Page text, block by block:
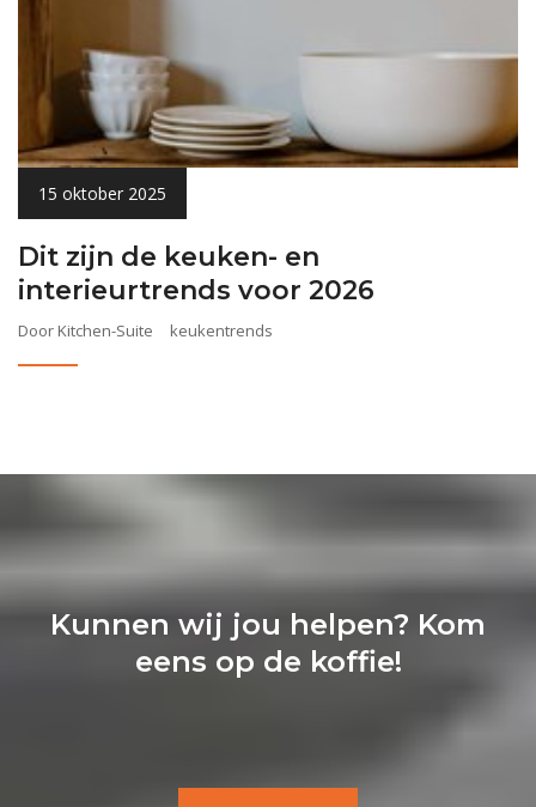
15 oktober 2025
Dit zijn de keuken- en
interieurtrends voor 2026
Door Kitchen-Suite keukentrends
Kunnen wij jou helpen? Kom
eens op de koffie!